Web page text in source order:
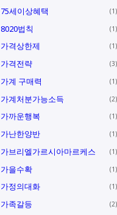
75세이상혜택 1
8020법칙 1
가격상한제 1
가격전략 3
가계 구매력 1
가계처분가능소득 2
가까운행복 1
가난한양반 1
가브리엘가르시아마르케스 1
가을수확 1
가정의대화 1
가족갈등 2